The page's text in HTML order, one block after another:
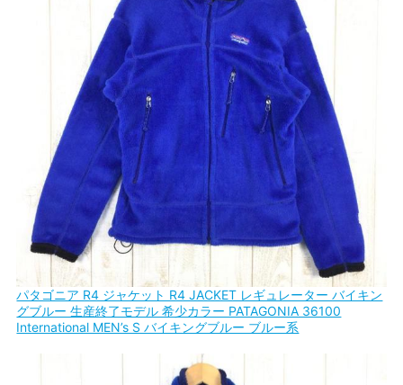
パタゴニア R4 ジャケット R4 JACKET レギュレーター バイキン
グブルー 生産終了モデル 希少カラー PATAGONIA 36100
International MEN’s S バイキングブルー ブルー系